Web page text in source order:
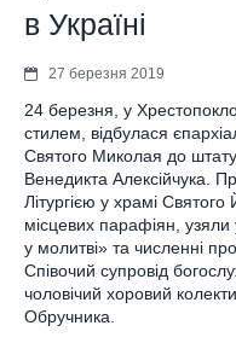
в Україні
27 березня 2019
24 березня, у
стилем, відбулася
Святого Миколая до
Венедикта Алексійчука.
Літургією у храмі
місцевих парафіян, узяли
у молитві» та численні
Співочий супровід
чоловічий хоровий
Обручника.